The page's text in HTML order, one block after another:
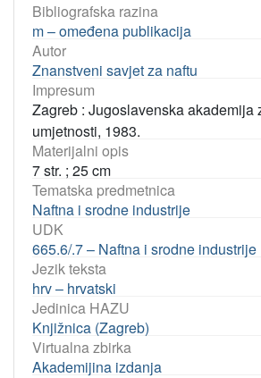
Bibliografska razina
m – omeđena publikacija
Autor
Znanstveni savjet za naftu
Impresum
Zagreb : Jugoslavenska akademija
umjetnosti, 1983.
Materijalni opis
7 str. ; 25 cm
Tematska predmetnica
Naftna i srodne industrije
UDK
665.6/.7 – Naftna i srodne industrije
Jezik teksta
hrv – hrvatski
Jedinica HAZU
Knjižnica (Zagreb)
Virtualna zbirka
Akademijina izdanja